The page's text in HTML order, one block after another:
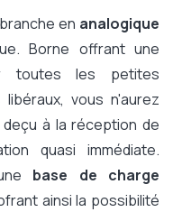
en analogique
Borne offrant une
toutes les petites
vous n'aurez
deçu à la réception de
quasi immédiate.
base de charge
ainsi la possibilité